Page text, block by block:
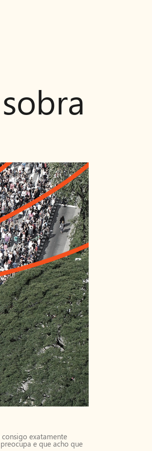
exatamente
e que acho que